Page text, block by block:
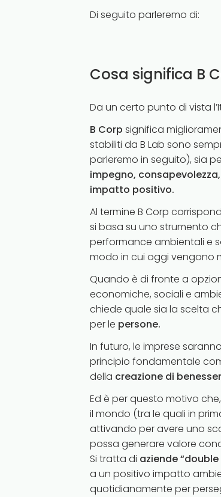
Di seguito parleremo di:
Cosa significa B
Da un certo punto di vista
B Corp significa
stabiliti da B Lab sono
parleremo in seguito), sia
impegno,
impatto positivo.
Al termine B Corp
si basa su uno strumento
performance ambientali e
modo in cui oggi vengono
Quando è di fronte a
economiche, sociali e
chiede quale sia la scelta
per le persone.
In futuro, le imprese
principio fondamentale
della creazione di
Ed è per questo motivo
il mondo (tra le quali in
attivando per avere uno
possa generare valore
Si tratta di aziende
a un positivo impatto
quotidianamente per